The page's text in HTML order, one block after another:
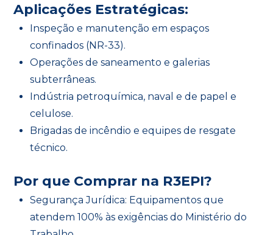
Aplicações Estratégicas:
Inspeção e manutenção em espaços
confinados (NR-33).
Operações de saneamento e galerias
subterrâneas.
Indústria petroquímica, naval e de papel e
celulose.
Brigadas de incêndio e equipes de resgate
técnico.
Por que Comprar na R3EPI?
Segurança Jurídica: Equipamentos que
atendem 100% às exigências do Ministério do